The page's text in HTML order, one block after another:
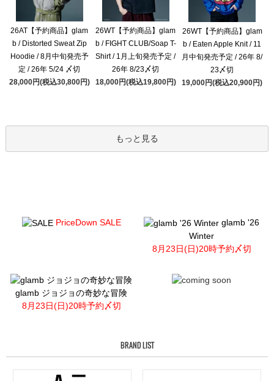
26AT【予約商品】glam
b / Distorted Sweat Zip
Hoodie / 8月中旬発売予
定 / 26年 5/24 〆切
28,000円(税込30,800円)
26WT【予約商品】glam
b / FIGHT CLUB/Soap T-
Shirt / 1月上旬発売予定 /
26年 8/23〆切
18,000円(税込19,800円)
26WT【予約商品】glam
b / Eaten Apple Knit / 11
月中旬発売予定 / 26年 8/
23〆切
19,000円(税込20,900円)
もっと見る
PriceDown SALE
glamb '26
Winter
8月23日(日)20時予約〆切
glamb ジョジョの奇妙な冒険
8月23日(日)20時予約〆切
BRAND LIST